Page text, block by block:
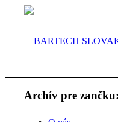
Archív pre